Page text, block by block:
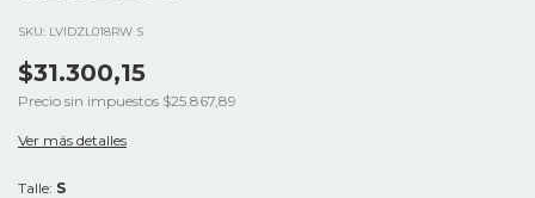
SKU: LVIDZL018RW S
$31.300,15
Precio sin impuestos $25.867,89
Ver más detalles
Talle: S